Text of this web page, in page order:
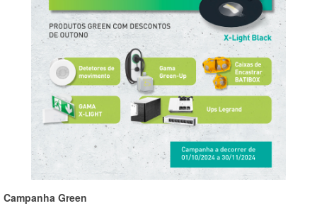
Campanha Green